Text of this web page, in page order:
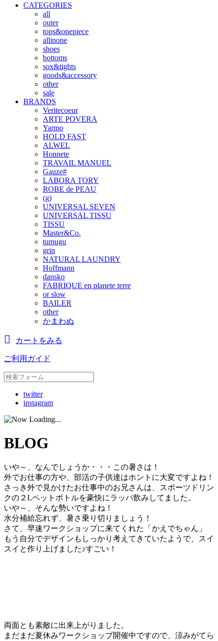
CATEGORIES
all
outer
tops&onepiece
allinone
shoes
bottoms
sox&tights
goods&accessory
other
sale
BRANDS
Veritecoeur
ARTE POVERA
Yarmo
HOLD FAST
ALWEL
Honnete
TRAVAIL MANUEL
Gauze#
LABORA TORY
ROBE de PEAU
(g)
UNIVERSAL SEVEN
UNIVERSAL TISSU
TISSU
Master&Co.
tumugu
grin
NATURAL LAUNDRY
Hoffmann
dansko
FABRIQUE en planete terre
or slow
BAILER
other
かまわぬ
カートをみる
ご利用ガイド
twitter
instagram
BLOG
いや～、なんでしょうか・・・この暑さは！
外でお仕事の方や、部活の子供達はホントに大変ですよね！
さっき外で見かけたお仕事中のお兄さんは、スポーツドリン
クの２Lペットボトルを豪快にラッパ飲みしてました。
いや～、そんな勢いですよね！
水分補給忘れず、暑さ乗り切りましょう！
さて、早速ワークショップに来てくれた「かえでちゃん」
もう自分でデザインもしっかり考えてきていたようで、スイ
スイと作り上げました♪すごい！
両面とも素敵に出来上がりました。
まだまだ夏休みワークショップ開催中ですので、涼みがてら